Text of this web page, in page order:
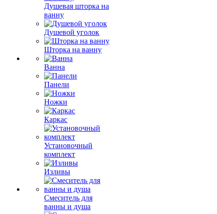
Душевая шторка на
ванну
Душевой уголок
Шторка на ванну
Ванна
Панели
Ножки
Каркас
Установочный
комплект
Изливы
Смеситель для
ванны и душа